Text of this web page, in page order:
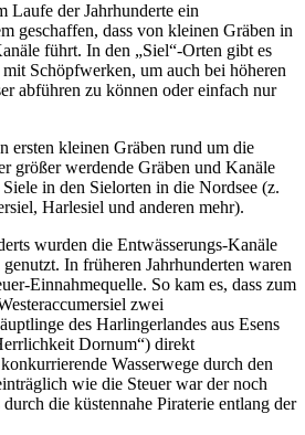
Laufe der Jahrhunderte ein
geschaffen, dass von kleinen Gräben in
führt. In den „Siel“-Orten gibt es
Schöpfwerken, um auch bei höheren
abführen zu können oder einfach nur
ersten kleinen Gräben rund um die
größer werdende Gräben und Kanäle
in den Sielorten in die Nordsee (z.
Harlesiel und anderen mehr).
wurden die Entwässerungs-Kanäle
genutzt. In früheren Jahrhunderten waren
Einnahmequelle. So kam es, dass zum
zwei
des Harlingerlandes aus Esens
Dornum“) direkt
Wasserwege durch den
wie die Steuer war der noch
die küstennahe Piraterie entlang der